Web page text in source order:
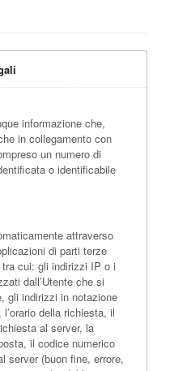
informazione che,
in collegamento con
un numero di
o identificabile
attraverso
di parti terze
cui: gli indirizzi IP o i
dall’Utente che si
gli indirizzi in notazione
della richiesta, il
al server, la
il codice numerico
server (buon fine, errore,